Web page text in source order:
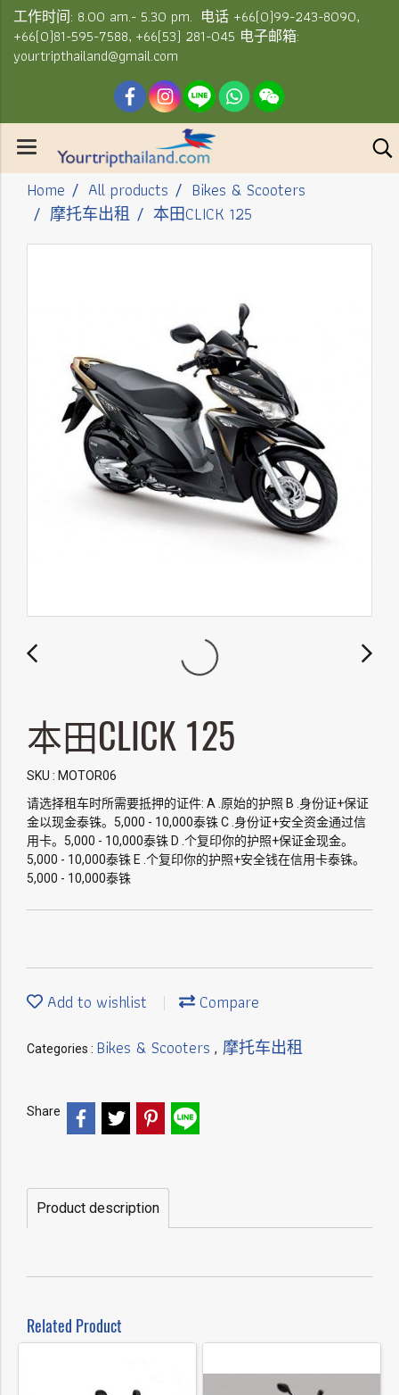
工作时间: 8.00 am.- 5.30 pm. 电话 +66(0)99-243-8090,
+66(0)81-595-7588, +66(53) 281-045 电子邮箱:
yourtripthailand@gmail.com
Home All products
Bikes & Scooters
摩托车出租
本田CLICK 125
本田CLICK 125
SKU : MOTOR06
请选择租车时所需要抵押的证件: A .原始的护照 B .身份证+保证
金以现金泰铢。5,000 - 10,000泰铢 C .身份证+安全资金通过信
用卡。5,000 - 10,000泰铢 D .个复印你的护照+保证金现金。
5,000 - 10,000泰铢 E .个复印你的护照+安全钱在信用卡泰铢。
5,000 - 10,000泰铢
Add to wishlist Compare
Categories : Bikes & Scooters , 摩托车出租
Share
Product description
Related Product